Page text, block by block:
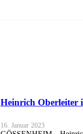
Heinrich Oberleiter
16. Januar 2023